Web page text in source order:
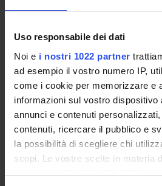
Uso responsabile dei dati
Noi e i nostri 1022 partner
ad esempio il vostro numero IP,
come i cookie per memorizzare e
informazioni sul vostro dispositivo
annunci e contenuti
contenuti, ricercare il pubblico e
la possibilità di scegliere chi
scopi. Le vostre scelte in materia
solo su questa proprietà digitale
dell'evoluzione economica europea e
Il programma affronterà i seguenti
Le organizzazioni produttive e del
*le rivoluzioni industriali in Europa
*l'industrializzazione fuori dall'Europa
*le forme di impresa
La relazione tra capitalismo, crisi e
*l'evoluzione della finanza
*le crisi economiche
*l'intervento degli stati in economia